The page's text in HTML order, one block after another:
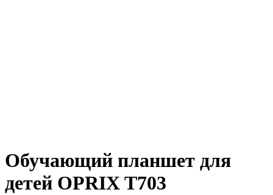
Обучающий планшет для
детей OPRIX T703